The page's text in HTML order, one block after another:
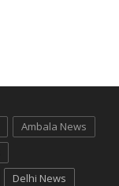
Ambala News
Delhi News